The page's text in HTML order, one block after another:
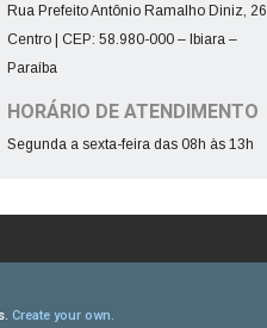
Rua Prefeito Antônio Ramalho Diniz, 26 ,
Centro | CEP: 58.980-000 – Ibiara –
Paraíba
HORÁRIO DE ATENDIMENTO
Segunda a sexta-feira das 08h às 13h